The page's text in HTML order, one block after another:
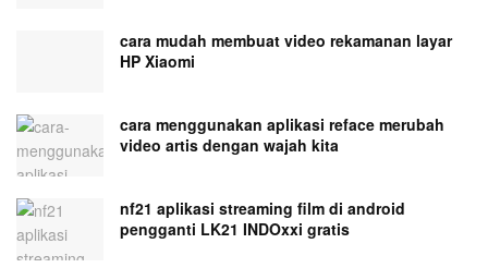
cara mudah membuat video rekamanan layar
HP Xiaomi
cara menggunakan aplikasi reface merubah
video artis dengan wajah kita
nf21 aplikasi streaming film di android
pengganti LK21 INDOxxi gratis